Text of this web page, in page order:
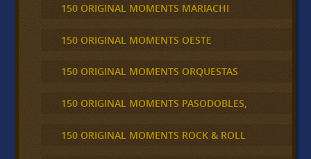
150 ORIGINAL MOMENTS MARIACHI
150 ORIGINAL MOMENTS OESTE
150 ORIGINAL MOMENTS ORQUESTAS
150 ORIGINAL MOMENTS PASODOBLES,
150 ORIGINAL MOMENTS ROCK & ROLL